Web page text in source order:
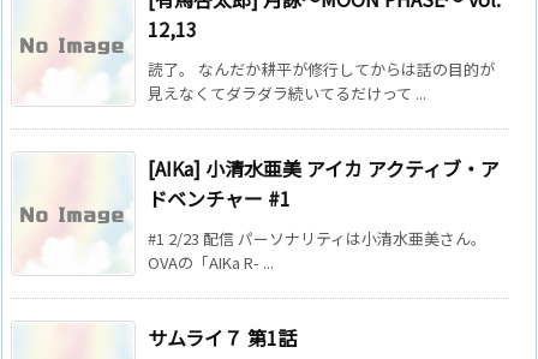
12,13
読了。 なんだか耕平が修行してからは話の目的が
見えなくてダラダラ続いてるだけって ...
[AIKa] 小清水亜美 アイカ アクティブ・ア
ドベンチャー #1
#1 2/23 配信 パーソナリティは小清水亜美さん。
OVAの「AIKa R- ...
サムライ７ 第1話